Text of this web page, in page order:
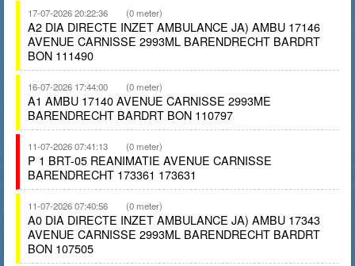
17-07-2026 20:22:36 (0 meter)
A2 DIA DIRECTE INZET AMBULANCE JA) AMBU 17146
AVENUE CARNISSE 2993ML BARENDRECHT BARDRT
BON 111490
16-07-2026 17:44:00 (0 meter)
A1 AMBU 17140 AVENUE CARNISSE 2993ME
BARENDRECHT BARDRT BON 110797
11-07-2026 07:41:13 (0 meter)
P 1 BRT-05 REANIMATIE AVENUE CARNISSE
BARENDRECHT 173361 173631
11-07-2026 07:40:56 (0 meter)
A0 DIA DIRECTE INZET AMBULANCE JA) AMBU 17343
AVENUE CARNISSE 2993ML BARENDRECHT BARDRT
BON 107505